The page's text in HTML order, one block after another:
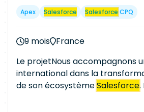
Apex Salesforce Salesforce CPQ
9 mois France
Le projetNous accompagnons
international dans la
de son écosystèmeSalesforce.